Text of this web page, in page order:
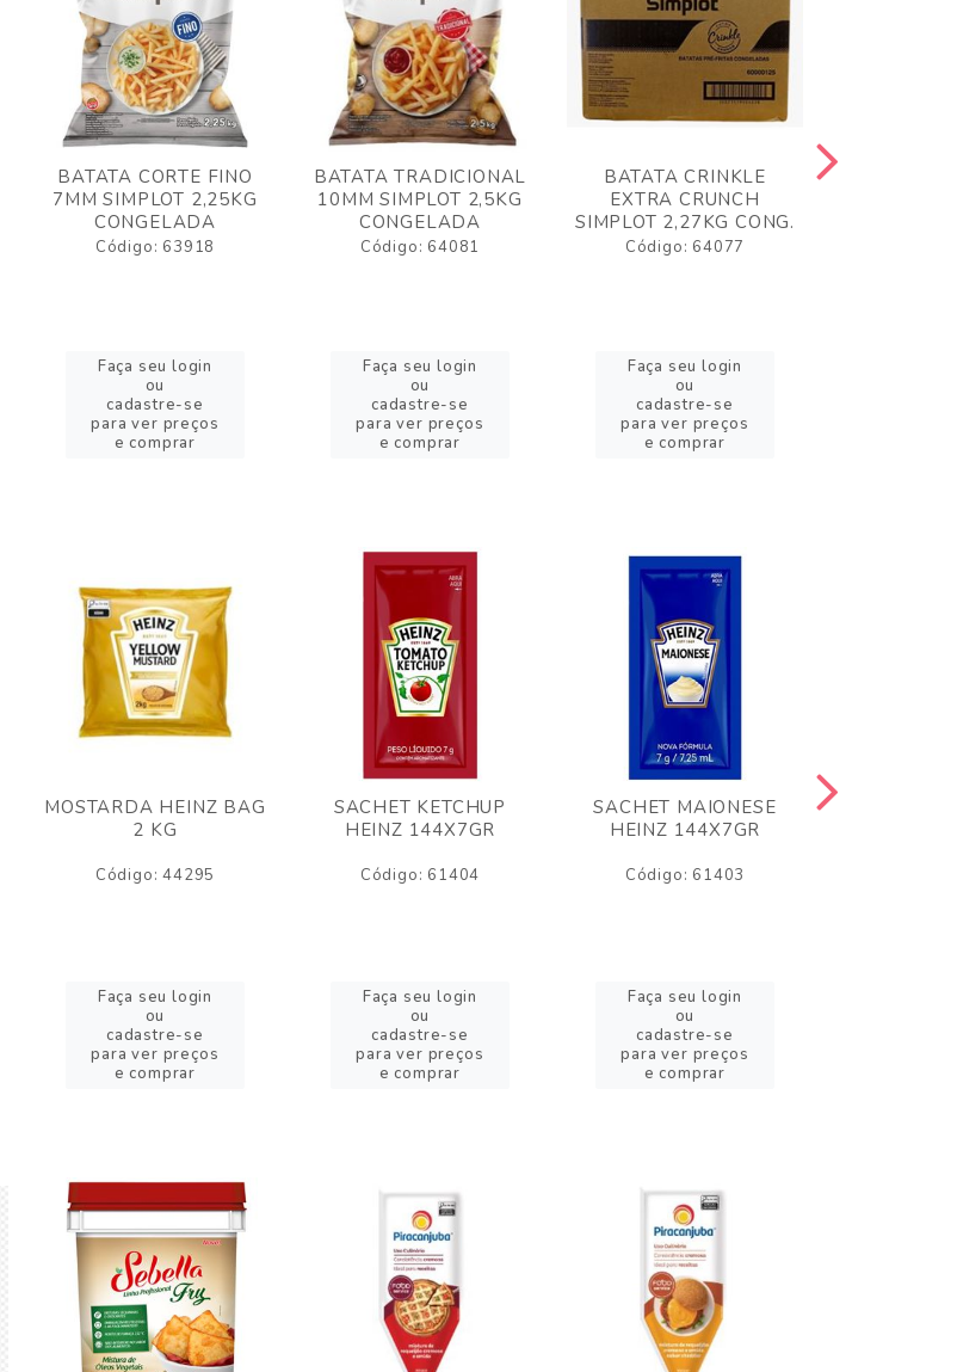
BATATA CORTE FINO
7MM SIMPLOT 2,25KG
CONGELADA
Código: 63918
Faça seu login
ou
cadastre-se
para ver preços
e comprar
BATATA TRADICIONAL
10MM SIMPLOT 2,5KG
CONGELADA
Código: 64081
Faça seu login
ou
cadastre-se
para ver preços
e comprar
BATATA CRINKLE
EXTRA CRUNCH
SIMPLOT 2,27KG CONG.
Código: 64077
Faça seu login
ou
cadastre-se
para ver preços
e comprar
MOSTARDA HEINZ BAG
2 KG
Código: 44295
Faça seu login
ou
cadastre-se
para ver preços
e comprar
SACHET KETCHUP
HEINZ 144X7GR
Código: 61404
Faça seu login
ou
cadastre-se
para ver preços
e comprar
SACHET MAIONESE
HEINZ 144X7GR
Código: 61403
Faça seu login
ou
cadastre-se
para ver preços
e comprar